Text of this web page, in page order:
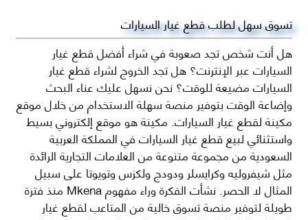
تسوق سهل لطلب قطع غيار السيارات
هل أنت شخص تجد صعوبة في شراء أفضل قطع غيار
السيارات عبر الإنترنت؟ هل تجد الخروج لشراء قطع غيار
السيارات مضيعة للوقت؟ نحن نسهل عليك عناء البحث
وإضاعة الوقت بتوفير منصة سهلة الاستخدام من خلال موقع
مكينة لقطع غيار السيارات. مكينة هو موقع إلكتروني بسيط
واستثنائي لبيع قطع غيار السيارات في المملكة العربية
السعودية من مجموعة متنوعة من العلامات التجارية الرائدة
مثل شيفروليه وكرايسلر ودودج ولكزس وتويوتا على سبيل
المثال لا الحصر. نشأت الفكرة وراء مفهوم Mkena منذ فترة
طويلة لتوفير منصة تسوق خالية من المتاعب لقطع غيار